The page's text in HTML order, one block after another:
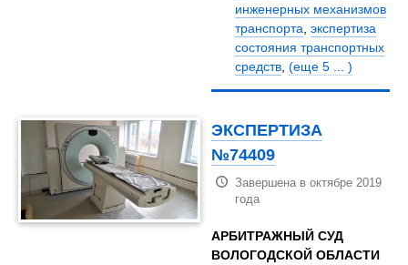
инженерных механизмов
транспорта,экспертиза
состояния транспортных
средств,(еще 5 ... )
ЭКСПЕРТИЗА
№74409
Завершена в октябре 2019
года
АРБИТРАЖНЫЙ СУД
ВОЛОГОДСКОЙ ОБЛАСТИ